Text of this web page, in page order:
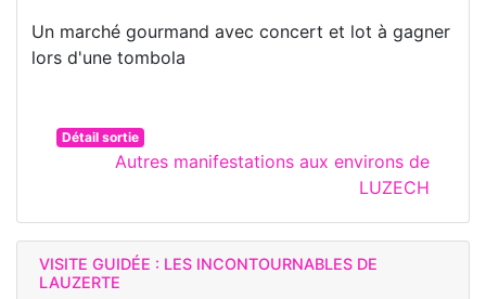
Un marché gourmand avec concert et lot à gagner
lors d'une tombola
Détail sortie
Autres manifestations aux environs de
LUZECH
VISITE GUIDÉE : LES INCONTOURNABLES DE
LAUZERTE